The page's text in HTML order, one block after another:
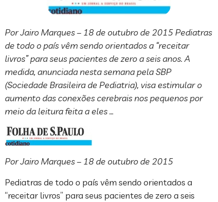
Por Jairo Marques – 18 de outubro de 2015 Pediatras
de todo o país vêm sendo orientados a “receitar
livros” para seus pacientes de zero a seis anos. A
medida, anunciada nesta semana pela SBP
(Sociedade Brasileira de Pediatria), visa estimular o
aumento das conexões cerebrais nos pequenos por
meio da leitura feita a eles …
Por Jairo Marques – 18 de outubro de 2015
Pediatras de todo o país vêm sendo orientados a
“receitar livros” para seus pacientes de zero a seis